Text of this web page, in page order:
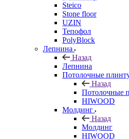
Steico
Stone floor
UZIN
Тепофол
PolyBlock
Лепнина
Назад
Лепнина
Потолочные
Назад
Потолочные
HIWOOD
Молдинг
Назад
Молдинг
HIWOOD